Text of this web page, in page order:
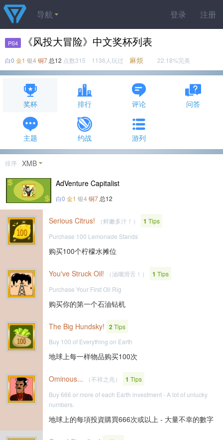
登录 注册
导航
PS4 《风投大冒险》中文奖杯列表
白0 金1 银4 铜7 总12 点数315 1136人玩过 麻烦 22.18%完美
奖杯 排行 评论 问答
主题 约战 游列
排序 XMB
AdVenture Capitalist
白0 金1 银4 铜7 总12
Serious Citrus! （鲜嫩多汁！） 1 Tips
Purchase 100 Lemonade Stands
购买100个柠檬水摊位
You've Struck Oil! （油嘴滑舌！） 1 Tips
Purchase Your First Oil Rig
购买你的第一个石油钻机
The Big Hundsky! 2Tips
Buy 100 of Everything on Earth
地球上每一样物品购买100次
Ominous... （不祥之兆） 1 Tips
Buy 666 or more of each Earth investment - A lot of unlucky
numbers.
地球上的每項投資購買666次或以上 - 大量不幸的數字